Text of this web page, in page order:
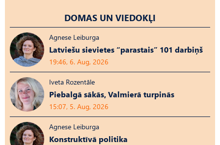
DOMAS UN VIEDOKĻI
Agnese Leiburga
Latviešu sievietes “parastais” 101 darbiņš
19:46, 6. Aug, 2026
Iveta Rozentāle
Piebalgā sākās, Valmierā turpinās
15:07, 5. Aug, 2026
Agnese Leiburga
Konstruktīvā politika